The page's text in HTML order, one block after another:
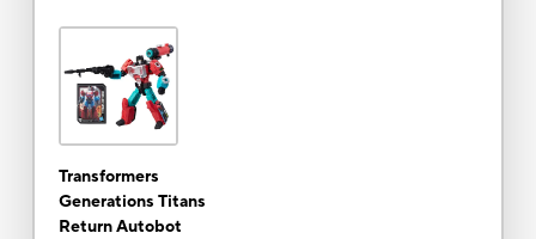
Transformers
Generations Titans
Return Autobot